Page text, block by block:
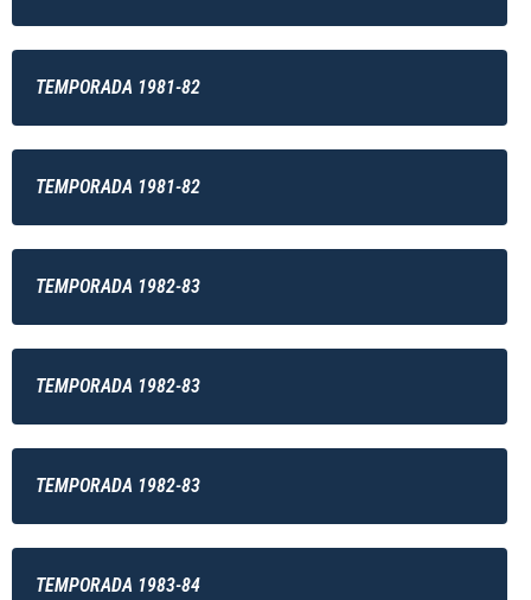
TEMPORADA 1981-82
TEMPORADA 1981-82
TEMPORADA 1982-83
TEMPORADA 1982-83
TEMPORADA 1982-83
TEMPORADA 1983-84